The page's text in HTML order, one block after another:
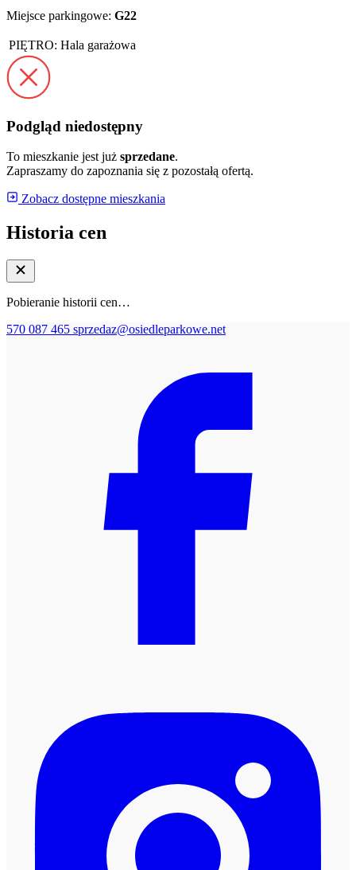
Miejsce parkingowe: G22
PIĘTRO: Hala garażowa
Podgląd niedostępny
To mieszkanie jest już sprzedane.
Zapraszamy do zapoznania się z pozostałą ofertą.
Zobacz dostępne mieszkania
Historia cen
Pobieranie historii cen…
570 087 465 sprzedaz@osiedleparkowe.net